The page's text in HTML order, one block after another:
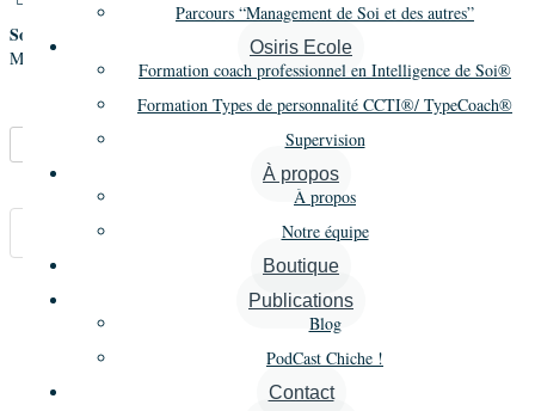
Parcours “Management de Soi et des autres”
Osiris Ecole
Formation coach professionnel en Intelligence de Soi®
Formation Types de personnalité CCTI®/ TypeCoach®
Supervision
À propos
À propos
Notre équipe
Boutique
Publications
Blog
PodCast Chiche !
Contact
Société
Maïeutetia Synergies
Marque-pages
Carte
Annonces similaires